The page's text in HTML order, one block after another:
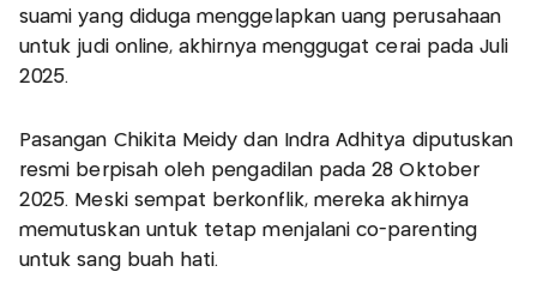
suami yang diduga menggelapkan uang perusahaan
untuk judi online, akhirnya menggugat cerai pada Juli
2025.
Pasangan Chikita Meidy dan Indra Adhitya diputuskan
resmi berpisah oleh pengadilan pada 28 Oktober
2025. Meski sempat berkonflik, mereka akhirnya
memutuskan untuk tetap menjalani co-parenting
untuk sang buah hati.